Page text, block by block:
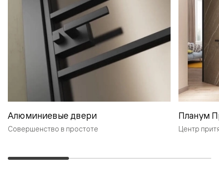
Алюминиевые двери
Совершенство в простоте
Планум
Центр